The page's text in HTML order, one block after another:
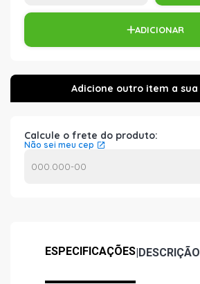
ADICIONAR
Calcule o frete do produto:
Não sei meu cep
ESPECIFICAÇÕES|DESCRIÇÃO